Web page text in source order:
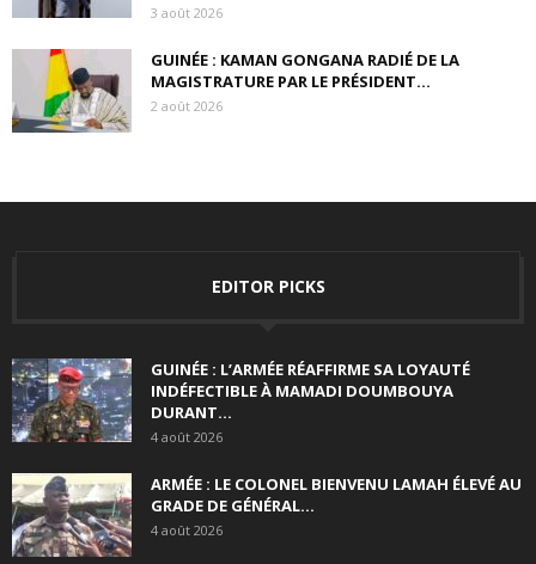
3 août 2026
GUINÉE : KAMAN GONGANA RADIÉ DE LA
MAGISTRATURE PAR LE PRÉSIDENT...
2 août 2026
EDITOR PICKS
GUINÉE : L’ARMÉE RÉAFFIRME SA LOYAUTÉ
INDÉFECTIBLE À MAMADI DOUMBOUYA
DURANT...
4 août 2026
ARMÉE : LE COLONEL BIENVENU LAMAH ÉLEVÉ AU
GRADE DE GÉNÉRAL...
4 août 2026